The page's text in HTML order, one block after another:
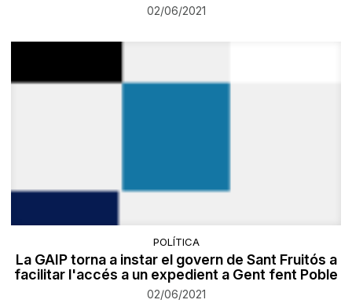
02/06/2021
POLÍTICA
La GAIP torna a instar el govern de Sant Fruitós a
facilitar l'accés a un expedient a Gent fent Poble
02/06/2021